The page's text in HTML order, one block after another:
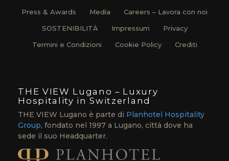
Press & Awards
Media
Careers – Lavora con noi
SOSTENIBILITÀ
Impressum
Privacy
Termini e Condizioni
Cookie Policy Crediti
THE VIEW Lugano – Luxury
Hospitality in Switzerland
THE VIEW Lugano è parte di Planhotel Hospitality
Group, fondato nel 1997 a Lugano, città dove ha
sede il suo Headquarter.